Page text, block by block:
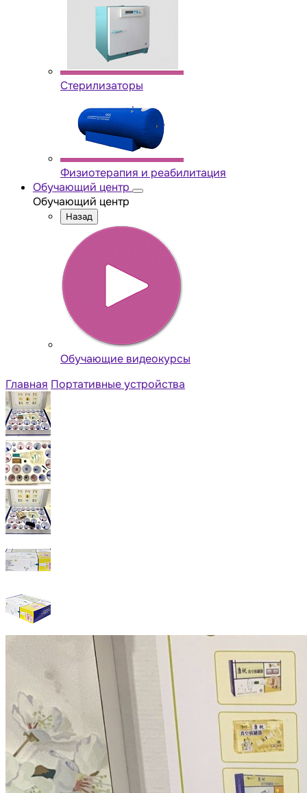
Стерилизаторы
Физиотерапия и реабилитация
Обучающий центр
Обучающий центр
Назад
Обучающие видеокурсы
Главная Портативные устройства